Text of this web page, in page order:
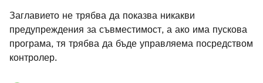
Заглавието не трябва да показва никакви
предупреждения за съвместимост, а ако има пускова
програма, тя трябва да бъде управляема посредством
контролер.